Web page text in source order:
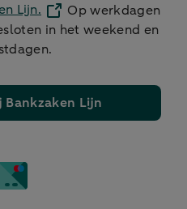
Lijn.
Op werkdagen
in het weekend en
Bankzaken Lijn